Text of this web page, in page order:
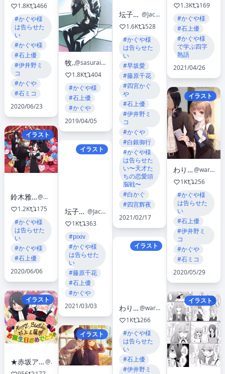
1.8K
466
#かぐや様
は告らせた
い
#かぐや様
#石上優
#伊井野ミ
コ
#かぐや
#石ミコ
2020/06/23
イラスト
鈴木雅之【STAFF】OFFICIAL
@martin40_staff
1.2K
175
#かぐや様
は告らせた
い
#かぐや様
#石上優
2020/06/06
イラスト
★赤坂アカ 集英社作品 総合アカ★最新作『メルヘンクラウン』ヤングジャンプで連載中！
@akasakashueisha
牧茶
@sasurainopink
1.8K
404
#かぐや様
#石上優
#かぐや
2019/04/05
イラスト
坛子鸦Donzduck
@JackTheFridge
1K
363
#pixiv
#かぐや様
は告らせた
い
#藤原千花
#石上優
#かぐや
2021/03/03
イラスト
坛子鸦Donzduck
@JackTheFridge
1.6K
528
#かぐや様
は告らせた
い
#早坂愛
#藤原千花
#四宮かぐ
や
#石上優
#伊井野ミ
コ
#かぐや
#白銀御行
#かぐや様
は告らせた
い〜天才た
ちの恋愛頭
脳戦〜
#白かぐ
#四宫辉夜
2021/02/17
イラスト
わりばし
@wari26d
1K
266
#かぐや様
は告らせた
い
#石上優
#伊井野ミ
1.3K
169
#かぐや様
#石上優
#かぐや様
で学ぶ四字
熟語
2021/04/26
イラスト
わりばし
@wari26d
1K
256
#かぐや様
は告らせた
い
#石上優
#伊井野ミ
コ
#かぐや
#石ミコ
2020/05/29
イラスト